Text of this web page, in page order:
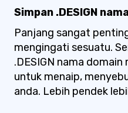
Simpan .DESIGN
Panjang sangat
mengingati sesuatu.
.DESIGN nama
untuk menaip,
anda. Lebih pendek